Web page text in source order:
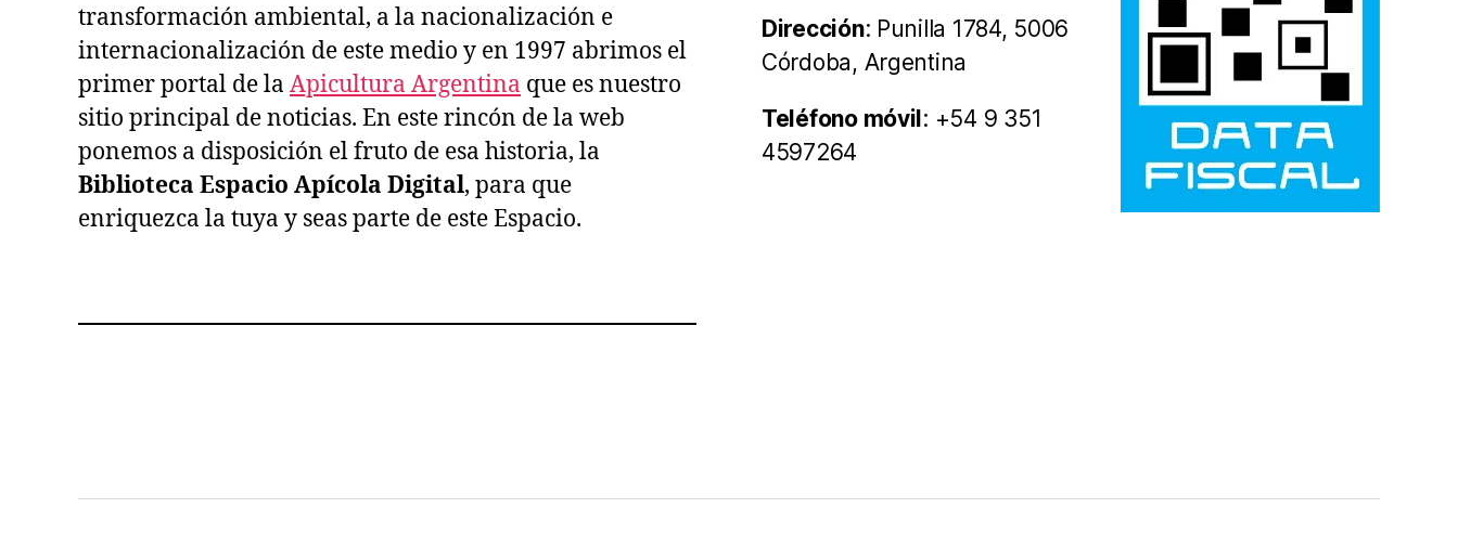
transformación ambiental, a la nacionalización e
internacionalización de este medio y en 1997 abrimos el
primer portal de la Apicultura Argentina que es nuestro
sitio principal de noticias. En este rincón de la web
ponemos a disposición el fruto de esa historia, la
Biblioteca Espacio Apícola Digital, para que
enriquezca la tuya y seas parte de este Espacio.
Dirección: Punilla 1784, 5006
Córdoba, Argentina
Teléfono móvil: +54 9 351
4597264